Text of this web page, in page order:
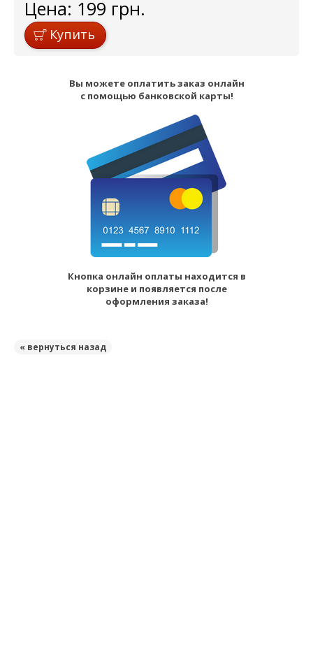
Цена: 199 грн.
Купить
Вы можете оплатить заказ онлайн
с помощью банковской карты!
Кнопка онлайн оплаты находится в
корзине и появляется после
оформления заказа!
« вернуться назад